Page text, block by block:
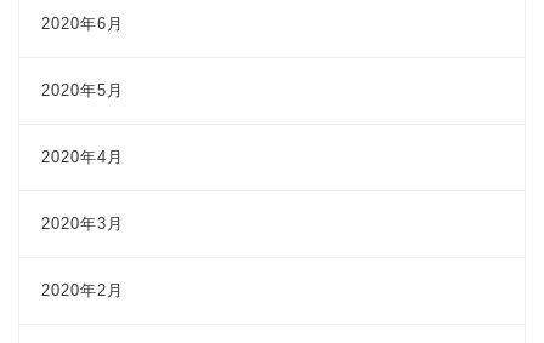
2020年6月
2020年5月
2020年4月
2020年3月
2020年2月